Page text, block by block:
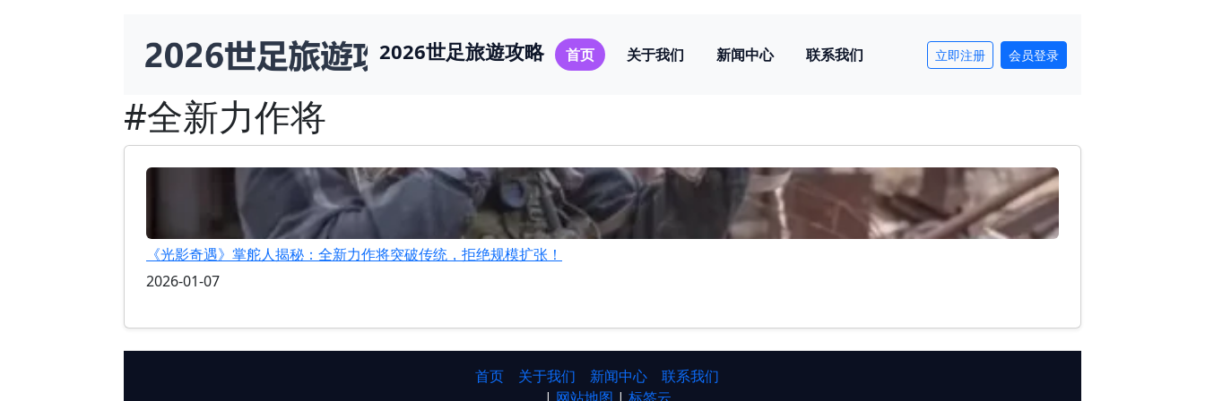
2026世足旅遊攻略 首页 关于我们 新闻中心 联系我们 立即注册 会员登录
#全新力作将
《光影奇遇》掌舵人揭秘：全新力作将突破传统，拒绝规模扩张！
2026-01-07
首页 关于我们 新闻中心
联系我们